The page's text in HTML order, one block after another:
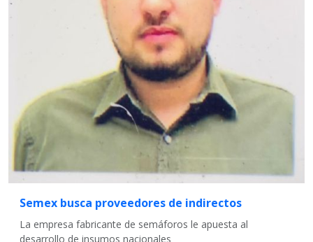
Semex busca proveedores de indirectos
La empresa fabricante de semáforos le apuesta al
desarrollo de insumos nacionales